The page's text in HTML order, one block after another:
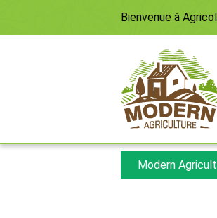
Bienvenue à
Modern